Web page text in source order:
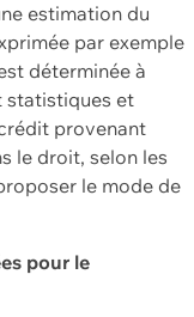
estimation du
par exemple
déterminée à
statistiques et
provenant
le droit, selon les
le mode de
pour le